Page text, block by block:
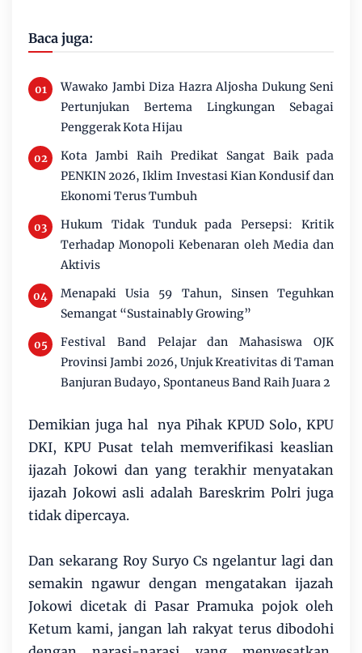
Baca juga:
Wawako Jambi Diza Hazra Aljosha Dukung Seni
Pertunjukan Bertema Lingkungan Sebagai
Penggerak Kota Hijau
Kota Jambi Raih Predikat Sangat Baik pada
PENKIN 2026, Iklim Investasi Kian Kondusif dan
Ekonomi Terus Tumbuh
Hukum Tidak Tunduk pada Persepsi: Kritik
Terhadap Monopoli Kebenaran oleh Media dan
Aktivis
Menapaki Usia 59 Tahun, Sinsen Teguhkan
Semangat “Sustainably Growing”
Festival Band Pelajar dan Mahasiswa OJK
Provinsi Jambi 2026, Unjuk Kreativitas di Taman
Banjuran Budayo, Spontaneus Band Raih Juara 2
Demikian juga hal nya Pihak KPUD Solo, KPU
DKI, KPU Pusat telah memverifikasi keaslian
ijazah Jokowi dan yang terakhir menyatakan
ijazah Jokowi asli adalah Bareskrim Polri juga
tidak dipercaya.
Dan sekarang Roy Suryo Cs ngelantur lagi dan
semakin ngawur dengan mengatakan ijazah
Jokowi dicetak di Pasar Pramuka pojok oleh
Ketum kami, jangan lah rakyat terus dibodohi